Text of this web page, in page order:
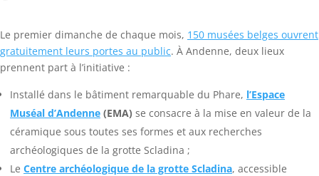
Le premier dimanche de chaque mois, 150 musées belges ouvrent
gratuitement leurs portes au public. À Andenne, deux lieux
prennent part à l’initiative :
Installé dans le bâtiment remarquable du Phare, l’Espace
Muséal d’Andenne (EMA) se consacre à la mise en valeur de la
céramique sous toutes ses formes et aux recherches
archéologiques de la grotte Scladina ;
Le Centre archéologique de la grotte Scladina, accessible